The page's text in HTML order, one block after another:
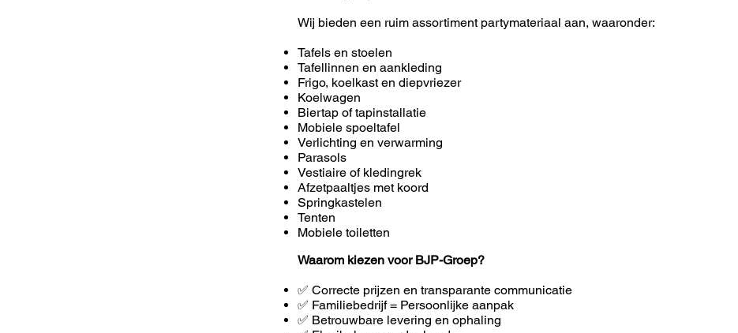
Wij bieden een ruim assortiment partymateriaal aan, waaronder:
Tafels en stoelen
Tafellinnen en aankleding
Frigo, koelkast en diepvriezer
Koelwagen
Biertap of tapinstallatie
Mobiele spoeltafel
Verlichting en verwarming
Parasols
Vestiaire of kledingrek
Afzetpaaltjes met koord
Springkastelen
Tenten
Mobiele toiletten
Waarom kiezen voor BJP-Groep?
✅ Correcte prijzen en transparante communicatie
✅ Familiebedrijf = Persoonlijke aanpak
✅ Betrouwbare levering en ophaling